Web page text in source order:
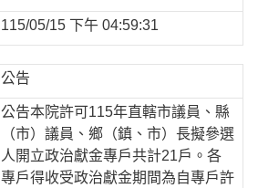
115/05/15 下午 04:59:31
公告
公告本院許可115年直轄市議員、縣
（市）議員、鄉（鎮、市）長擬參選
人開立政治獻金專戶共計21戶。各
專戶得收受政治獻金期間為自專戶許